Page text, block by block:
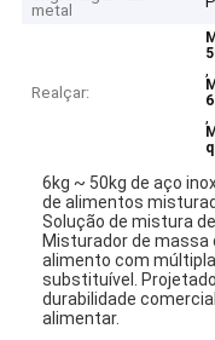
metal
Realçar:
,
,
6kg ~ 50kg de aço
de alimentos
Solução de mistura
Misturador de massa
alimento com
substituível.
durabilidade
alimentar.